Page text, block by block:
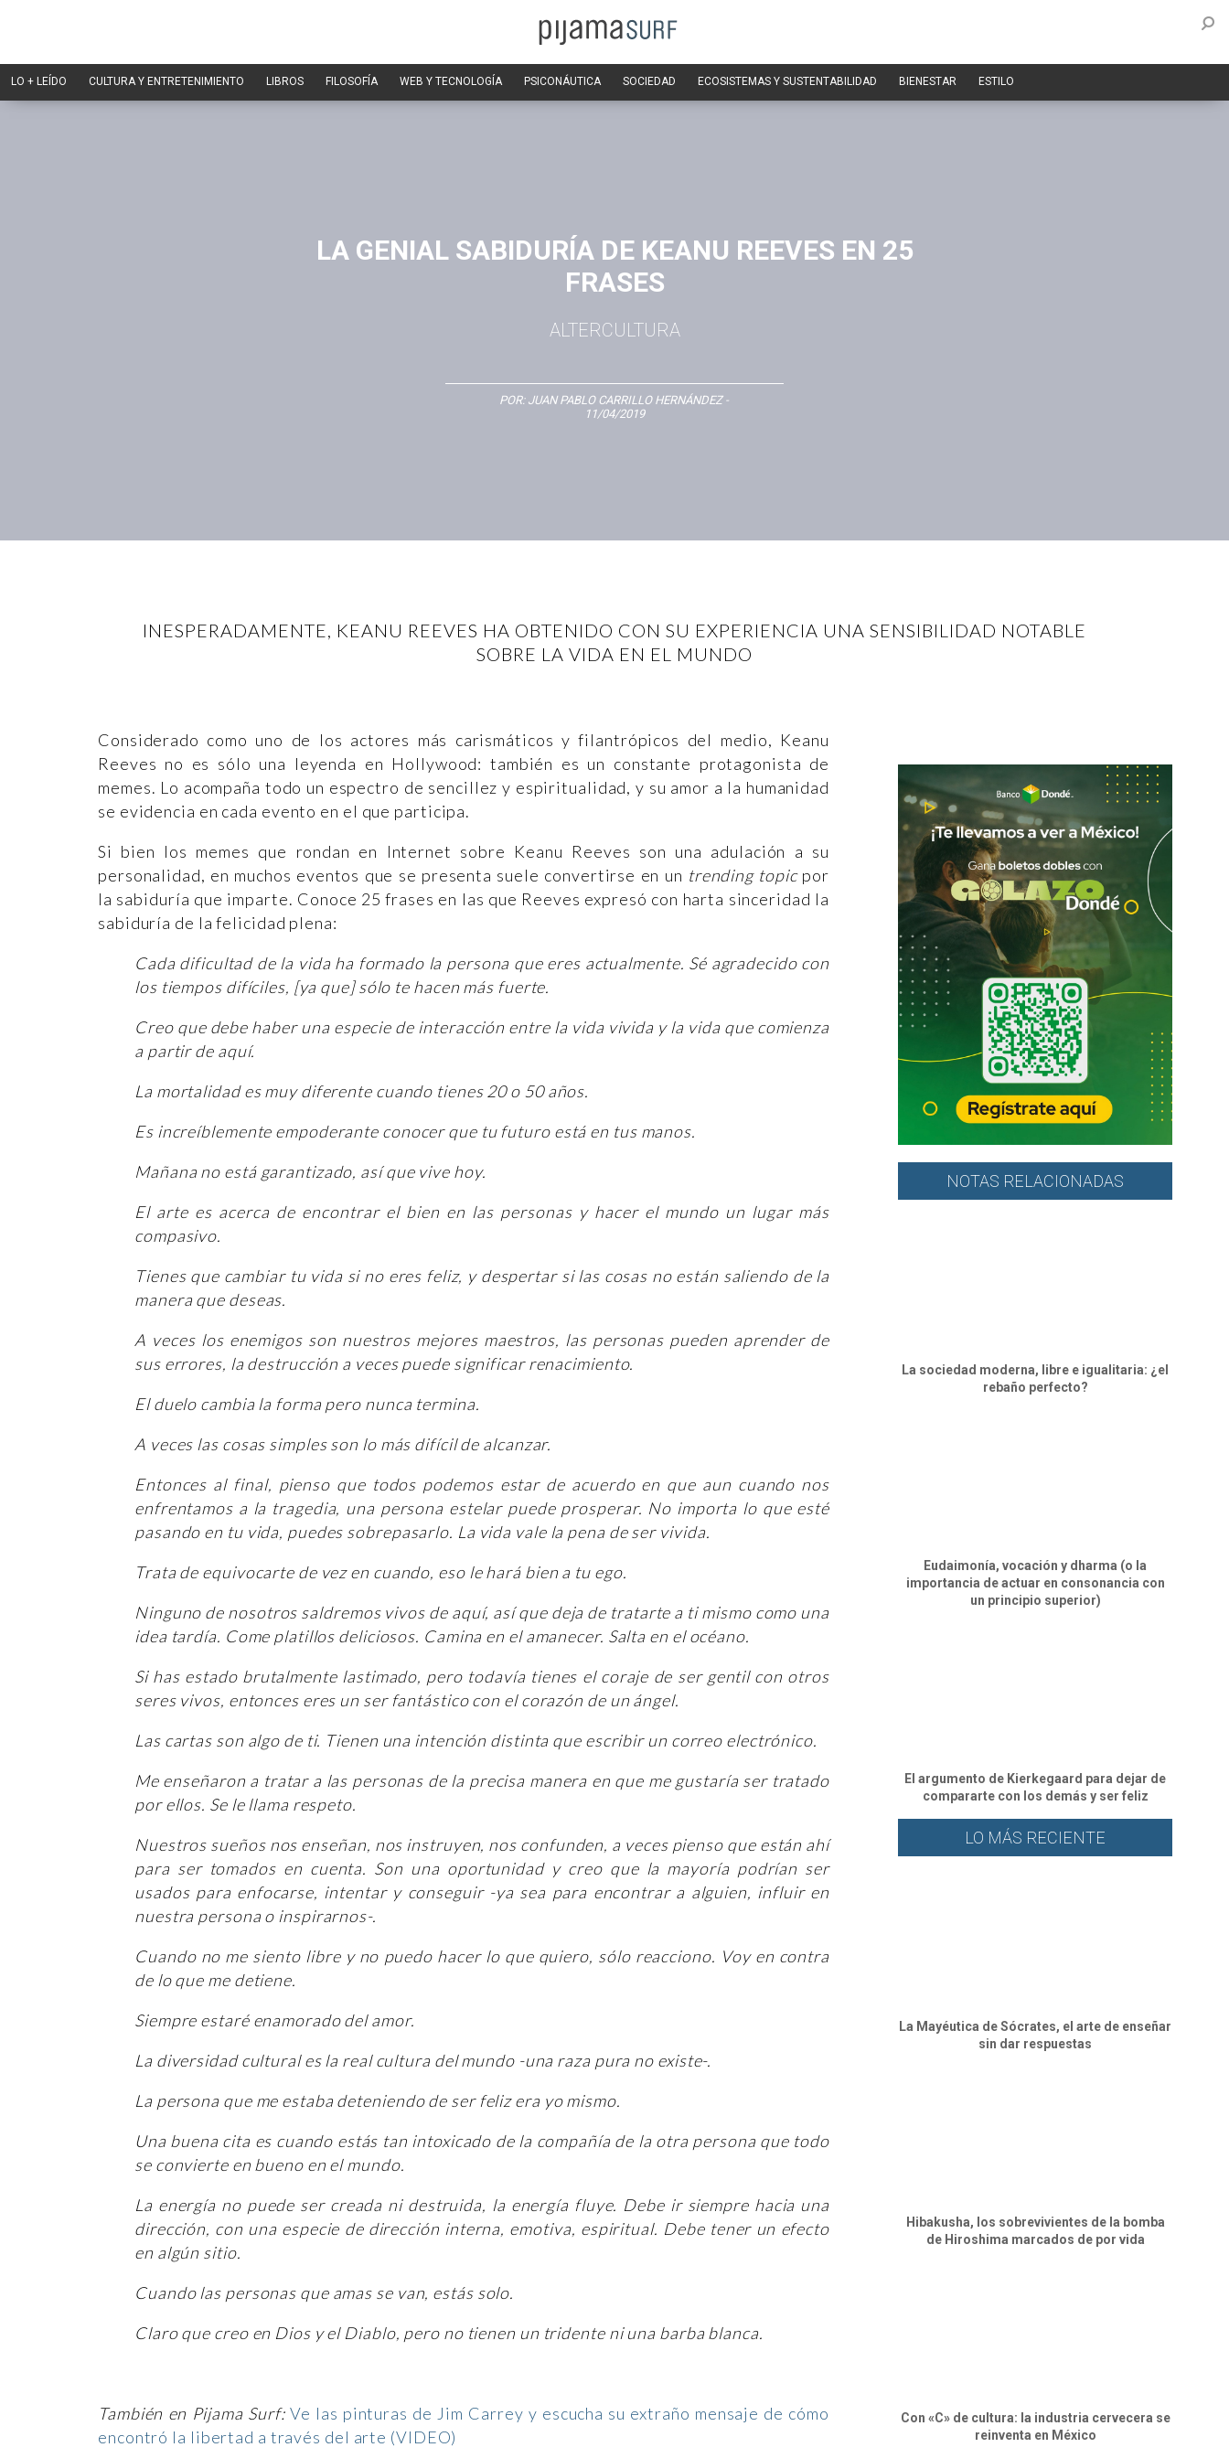
LO + LEÍDO CULTURA Y ENTRETENIMIENTO LIBROS FILOSOFÍA WEB Y TECNOLOGÍA PSICONÁUTICA SOCIEDAD ECOSISTEMAS Y SUSTENTABILIDAD BIENESTAR ESTILO
LA GENIAL SABIDURÍA DE KEANU REEVES EN 25
FRASES
ALTERCULTURA
POR: JUAN PABLO CARRILLO HERNÁNDEZ-
11/04/2019
INESPERADAMENTE, KEANU REEVES HA OBTENIDO CON SU EXPERIENCIA UNA SENSIBILIDAD NOTABLE
SOBRE LA VIDA EN EL MUNDO
Considerado como uno de los actores más carismáticos y filantrópicos del medio, Keanu
Reeves no es sólo una leyenda en Hollywood: también es un constante protagonista de
memes. Lo acompaña todo un espectro de sencillez y espiritualidad, y su amor a la humanidad
se evidencia en cada evento en el que participa.
Si bien los memes que rondan en Internet sobre Keanu Reeves son una adulación a su
personalidad, en muchos eventos que se presenta suele convertirse en un trending topicpor
la sabiduría que imparte. Conoce 25 frases en las que Reeves expresó con harta sinceridad la
sabiduría de la felicidad plena:
Cada dificultad de la vida ha formado la persona que eres actualmente. Sé agradecido con
los tiempos difíciles, [ya que] sólo te hacen más fuerte.
Creo que debe haber una especie de interacción entre la vida vivida y la vida que comienza
a partir de aquí.
La mortalidad es muy diferente cuando tienes 20 o 50 años.
Es increíblemente empoderante conocer que tu futuro está en tus manos.
Mañana no está garantizado, así que vive hoy.
El arte es acerca de encontrar el bien en las personas y hacer el mundo un lugar más
compasivo.
Tienes que cambiar tu vida si no eres feliz, y despertar si las cosas no están saliendo de la
manera que deseas.
A veces los enemigos son nuestros mejores maestros, las personas pueden aprender de
sus errores, la destrucción a veces puede significar renacimiento.
El duelo cambia la forma pero nunca termina.
A veces las cosas simples son lo más difícil de alcanzar.
Entonces al final, pienso que todos podemos estar de acuerdo en que aun cuando nos
enfrentamos a la tragedia, una persona estelar puede prosperar. No importa lo que esté
pasando en tu vida, puedes sobrepasarlo. La vida vale la pena de ser vivida.
Trata de equivocarte de vez en cuando, eso le hará bien a tu ego.
Ninguno de nosotros saldremos vivos de aquí, así que deja de tratarte a ti mismo como una
idea tardía. Come platillos deliciosos. Camina en el amanecer. Salta en el océano.
Si has estado brutalmente lastimado, pero todavía tienes el coraje de ser gentil con otros
seres vivos, entonces eres un ser fantástico con el corazón de un ángel.
Las cartas son algo de ti. Tienen una intención distinta que escribir un correo electrónico.
Me enseñaron a tratar a las personas de la precisa manera en que me gustaría ser tratado
por ellos. Se le llama respeto.
Nuestros sueños nos enseñan, nos instruyen, nos confunden, a veces pienso que están ahí
para ser tomados en cuenta. Son una oportunidad y creo que la mayoría podrían ser
usados para enfocarse, intentar y conseguir -ya sea para encontrar a alguien, influir en
nuestra persona o inspirarnos-.
Cuando no me siento libre y no puedo hacer lo que quiero, sólo reacciono. Voy en contra
de lo que me detiene.
Siempre estaré enamorado del amor.
La diversidad cultural es la real cultura del mundo -una raza pura no existe-.
La persona que me estaba deteniendo de ser feliz era yo mismo.
Una buena cita es cuando estás tan intoxicado de la compañía de la otra persona que todo
se convierte en bueno en el mundo.
La energía no puede ser creada ni destruida, la energía fluye. Debe ir siempre hacia una
dirección, con una especie de dirección interna, emotiva, espiritual. Debe tener un efecto
en algún sitio.
Cuando las personas que amas se van, estás solo.
Claro que creo en Dios y el Diablo, pero no tienen un tridente ni una barba blanca.
También en Pijama Surf: Ve las pinturas de Jim Carrey y escucha su extraño mensaje de cómo
encontró la libertad a través del arte (VIDEO)
NOTAS RELACIONADAS
La sociedad moderna, libre e igualitaria: ¿el
rebaño perfecto?
Eudaimonía, vocación y dharma (o la
importancia de actuar en consonancia con
un principio superior)
El argumento de Kierkegaard para dejar de
compararte con los demás y ser feliz
LO MÁS RECIENTE
La Mayéutica de Sócrates, el arte de enseñar
sin dar respuestas
Hibakusha, los sobrevivientes de la bomba
de Hiroshima marcados de por vida
Con «C» de cultura: la industria cervecera se
reinventa en México